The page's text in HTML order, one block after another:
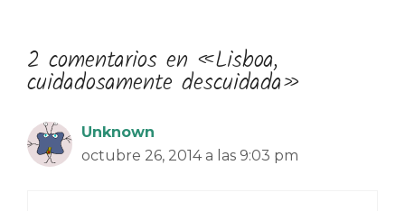
2 comentarios en «Lisboa,
cuidadosamente descuidada»
Unknown
octubre 26, 2014 a las 9:03 pm